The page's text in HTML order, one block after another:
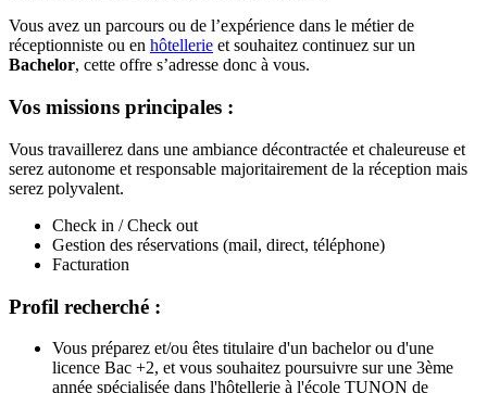
Vous avez un parcours ou de l’expérience dans le métier de
réceptionniste ou en hôtellerie et souhaitez continuez sur un
Bachelor, cette offre s’adresse donc à vous.
Vos missions principales :
Vous travaillerez dans une ambiance décontractée et chaleureuse et
serez autonome et responsable majoritairement de la réception mais
serez polyvalent.
Check in / Check out
Gestion des réservations (mail, direct, téléphone)
Facturation
Profil recherché :
Vous préparez et/ou êtes titulaire d'un bachelor ou d'une
licence Bac +2, et vous souhaitez poursuivre sur une 3ème
année spécialisée dans l'hôtellerie à l'école TUNON de